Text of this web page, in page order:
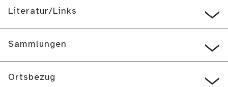
Literatur/Links
Sammlungen
Ortsbezug